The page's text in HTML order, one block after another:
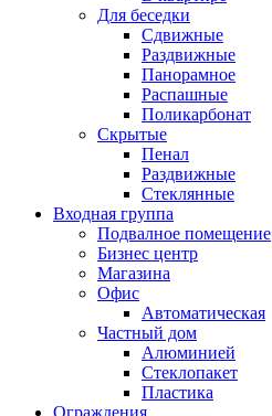
Для беседки
Сдвижные
Раздвижные
Панорамное
Распашные
Поликарбонат
Скрытые
Пенал
Раздвижные
Стеклянные
Входная группа
Подвалное помещение
Бизнес центр
Магазина
Офис
Автоматическая
Частный дом
Алюминией
Стеклопакет
Пластика
Ограждения